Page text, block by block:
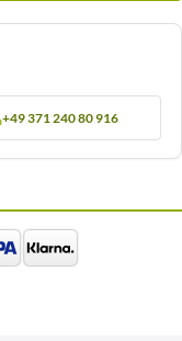
+49 371 240 80 916